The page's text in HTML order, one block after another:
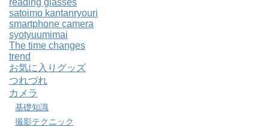
reading glasses
satoimo kantanryouri
smartphone camera
syotyuumimai
The time changes
trend
お気に入りグッズ
つれづれ
カメラ
基礎知識
撮影テクニック